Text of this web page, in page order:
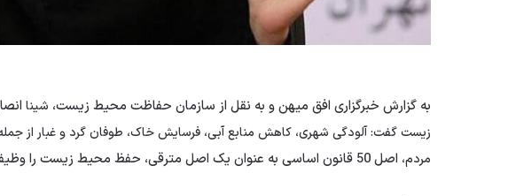
به گزارش خبرگزاری افق میهن و به نقل از سازمان حفاظت محیط زیست، شینا
زیست گفت: آلودگی شهری، کاهش منابع آبی، فرسایش خاک، طوفان گرد و غبار از
مردم، اصل 50 قانون اساسی به عنوان یک اصل مترقی، حفظ محیط زیست را وظیفه جامعه، شهروندان و مسئولان می داند.